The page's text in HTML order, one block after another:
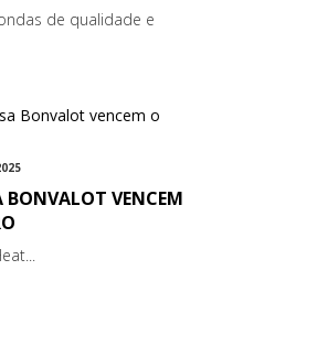
de qualidade e
BONVALOT VENCEM